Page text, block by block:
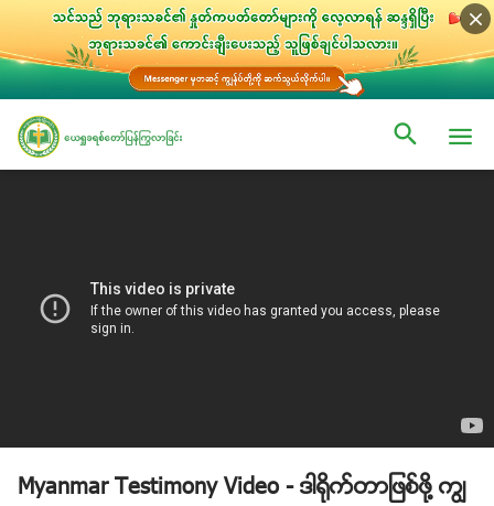
Myanmar Testimony Video - ဒါ႐ိုက္တာျဖစ္ဖို႔ ကြၽ